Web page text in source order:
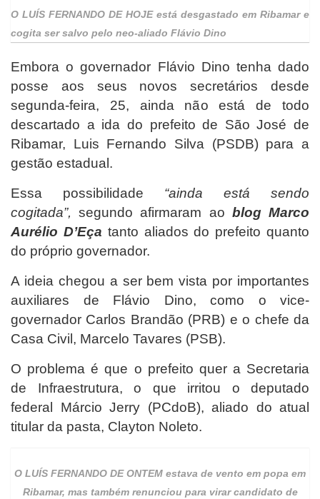
O LUÍS FERNANDO DE HOJE está desgastado em Ribamar e
cogita ser salvo pelo neo-aliado Flávio Dino
Embora o governador Flávio Dino tenha dado
posse aos seus novos secretários desde
segunda-feira, 25, ainda não está de todo
descartado a ida do prefeito de São José de
Ribamar, Luis Fernando Silva (PSDB) para a
gestão estadual.
Essa possibilidade “ainda está sendo
cogitada”, segundo afirmaram ao blog Marco
Aurélio D’Eça tanto aliados do prefeito quanto
do próprio governador.
A ideia chegou a ser bem vista por importantes
auxiliares de Flávio Dino, como o vice-
governador Carlos Brandão (PRB) e o chefe da
Casa Civil, Marcelo Tavares (PSB).
O problema é que o prefeito quer a Secretaria
de Infraestrutura, o que irritou o deputado
federal Márcio Jerry (PCdoB), aliado do atual
titular da pasta, Clayton Noleto.
O LUÍS FERNANDO DE ONTEM estava de vento em popa em
Ribamar, mas também renunciou para virar candidato de